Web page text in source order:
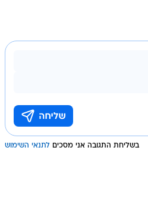
בשליחת התגובה אני מסכים לתנאי השימוש